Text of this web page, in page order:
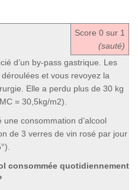
Score 0 sur 1
(sauté)
d’un by-pass gastrique. Les
et vous revoyez la
Elle a perdu plus de 30 kg
= 30,5kg/m2).
consommation d’alcool
de 3 verres de vin rosé par jour
consommée quotidiennement